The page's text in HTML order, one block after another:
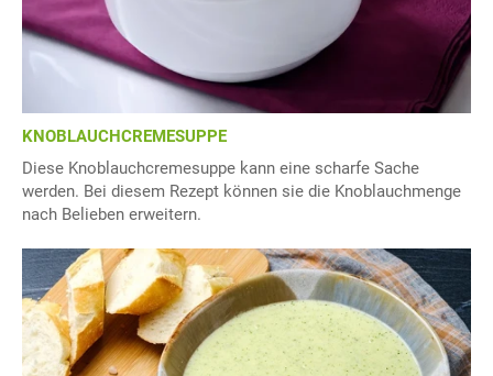
KNOBLAUCHCREMESUPPE
Diese Knoblauchcremesuppe kann eine scharfe Sache
werden. Bei diesem Rezept können sie die Knoblauchmenge
nach Belieben erweitern.